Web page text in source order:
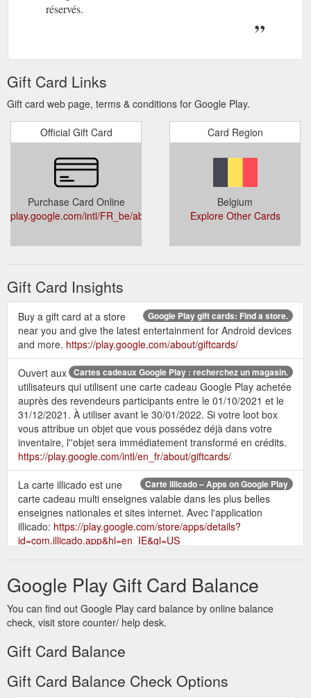
réservés.
Gift Card Links
Gift card web page, terms & conditions for Google Play.
Official Gift Card
Purchase Card Online
play.google.com/intl/FR_be/about/giftcards/
Card Region
Belgium
Explore Other Cards
Gift Card Insights
Google Play gift cards: Find a store.
Buy a gift card at a store
near you and give the latest entertainment for Android devices
and more. https://play.google.com/about/giftcards/
Cartes cadeaux Google Play : recherchez un magasin.
Ouvert aux
utilisateurs qui utilisent une carte cadeau Google Play achetée
auprès des revendeurs participants entre le 01/10/2021 et le
31/12/2021. À utiliser avant le 30/01/2022. Si votre loot box
vous attribue un objet que vous possédez déjà dans votre
inventaire, l''objet sera immédiatement transformé en crédits.
https://play.google.com/intl/en_fr/about/giftcards/
Carte illicado – Apps on Google Play
La carte illicado est une
carte cadeau multi enseignes valable dans les plus belles
enseignes nationales et sites internet. Avec l'application
illicado: https://play.google.com/store/apps/details?
id=com.illicado.app&hl=en_IE&gl=US
être échangées pour acheter des produits admissibles sur
https://play.google.com. Les achats seront déduits du solde
Google Play de l''utilisateur par GPC. Tout solde Google Play
non utilisé sera crédité sur le compte des cartes-cadeaux du
https://play.google.com/intl/fr_ca/about/card-terms.html
CASH QUIZZ REWARDS: Trivia Game, Free Gift Cards - Apps on ...
PLAY TRIVIA & EARN LOYALTY REWARDS POINTS CASH
Google Play Gift Card Balance
You can find out Google Play card balance by online balance
check, visit store counter/ help desk.
Gift Card Balance
Gift Card Balance Check Options